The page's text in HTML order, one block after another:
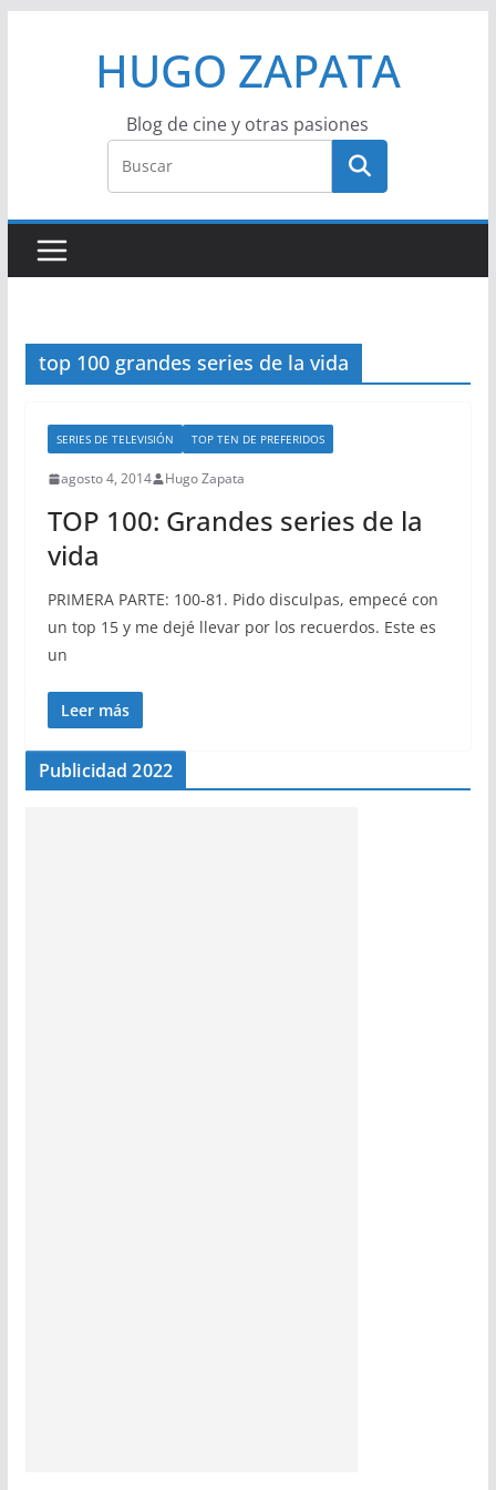
HUGO ZAPATA
Blog de cine y otras pasiones
top 100 grandes series de la vida
SERIES DE TELEVISIÓN TOP TEN DE PREFERIDOS
agosto 4, 2014 Hugo Zapata
TOP 100: Grandes series de la
vida
PRIMERA PARTE: 100-81. Pido disculpas, empecé con
un top 15 y me dejé llevar por los recuerdos. Este es
un
Leer más
Publicidad 2022